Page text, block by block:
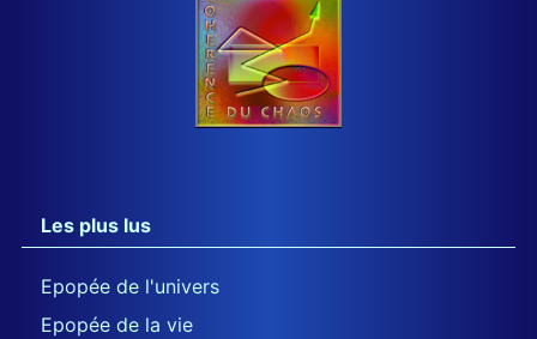
Les plus lus
Epopée de l'univers
Epopée de la vie